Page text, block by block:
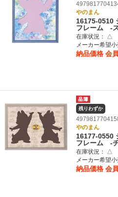
やのまん
16175-0510
フレーム ‐
在庫状況：
△
メーカー希望
納品価格 会
残りわずか
やのまん
16177-0550
フレーム ‐
在庫状況：
△
メーカー希望
納品価格 会